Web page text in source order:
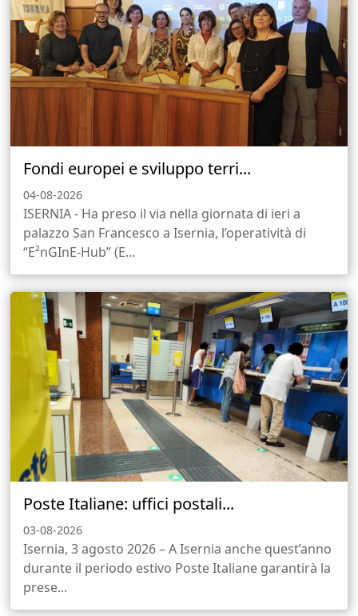
Fondi europei e sviluppo terri...
04-08-2026
ISERNIA - Ha preso il via nella giornata di ieri a
palazzo San Francesco a Isernia, l’operatività di
“E²nGInE-Hub” (E...
Poste Italiane: uffici postali...
03-08-2026
Isernia, 3 agosto 2026 – A Isernia anche quest’anno
durante il periodo estivo Poste Italiane garantirà la
prese...